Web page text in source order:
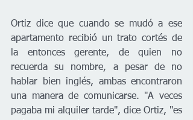
Ortiz dice que cuando se mudó a ese
apartamento recibió un trato cortés de
la entonces gerente, de quien no
recuerda su nombre, a pesar de no
hablar bien inglés, ambas encontraron
una manera de comunicarse. "A veces
pagaba mi alquiler tarde", dice Ortiz, "es